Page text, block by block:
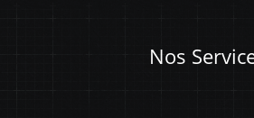
Nos